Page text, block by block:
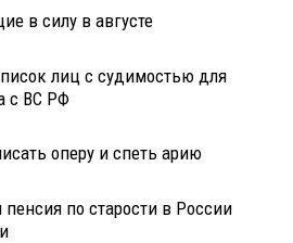
в силу в августе
лиц с судимостью для
с ВС РФ
оперу и спеть арию
по старости в России